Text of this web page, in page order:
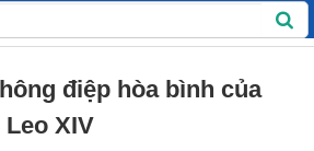
điệp hòa bình của
XIV